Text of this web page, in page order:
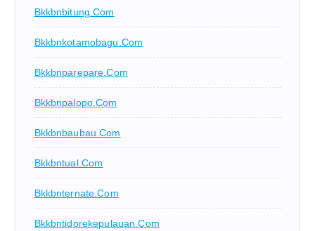
Bkkbnbitung.com
Bkkbnkotamobagu.com
Bkkbnparepare.com
Bkkbnpalopo.com
Bkkbnbaubau.com
Bkkbntual.com
Bkkbnternate.com
Bkkbntidorekepulauan.com